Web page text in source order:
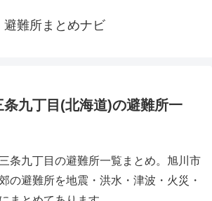
避難所まとめナビ
条九丁目(北海道)の避難所一
条九丁目の避難所一覧まとめ。旭川市
の避難所を地震・洪水・津波・火災・